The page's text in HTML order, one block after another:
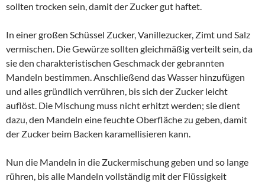
sollten trocken sein, damit der Zucker gut haftet.
In einer großen Schüssel Zucker, Vanillezucker, Zimt und Salz
vermischen. Die Gewürze sollten gleichmäßig verteilt sein, da
sie den charakteristischen Geschmack der gebrannten
Mandeln bestimmen. Anschließend das Wasser hinzufügen
und alles gründlich verrühren, bis sich der Zucker leicht
auflöst. Die Mischung muss nicht erhitzt werden; sie dient
dazu, den Mandeln eine feuchte Oberfläche zu geben, damit
der Zucker beim Backen karamellisieren kann.
Nun die Mandeln in die Zuckermischung geben und so lange
rühren, bis alle Mandeln vollständig mit der Flüssigkeit